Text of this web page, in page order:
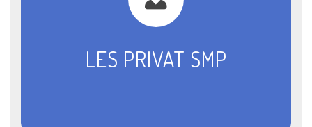
LES PRIVAT SMP